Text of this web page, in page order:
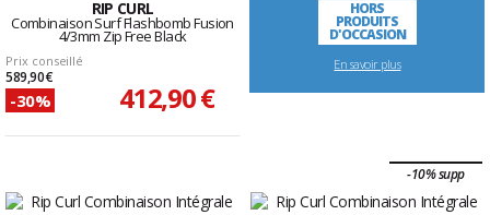
RIP CURL
Combinaison Surf Flashbomb Fusion
4/3mm Zip Free Black
Prix conseillé
589,90 €
-30% 412,90 €
HORS
PRODUITS
D'OCCASION
En savoir plus
-10% supp